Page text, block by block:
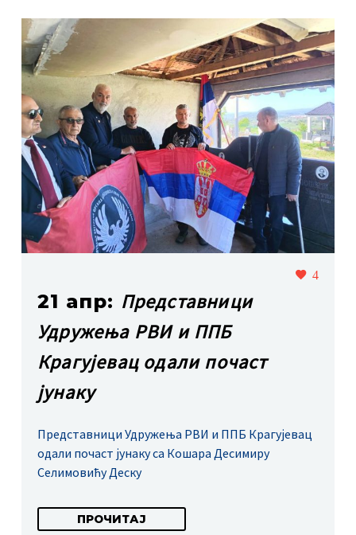
4
21 апр: Представници
Удружења РВИ и ППБ
Крагујевац одали почаст
јунаку
Представници Удружења РВИ и ППБ Крагујевац
одали почаст јунаку са Кошара Десимиру
Селимовићу Деску
ПРОЧИТАЈ